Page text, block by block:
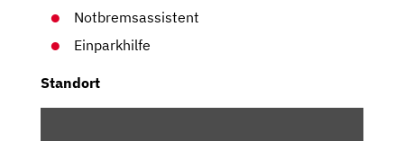
Notbremsassistent
Einparkhilfe
Standort